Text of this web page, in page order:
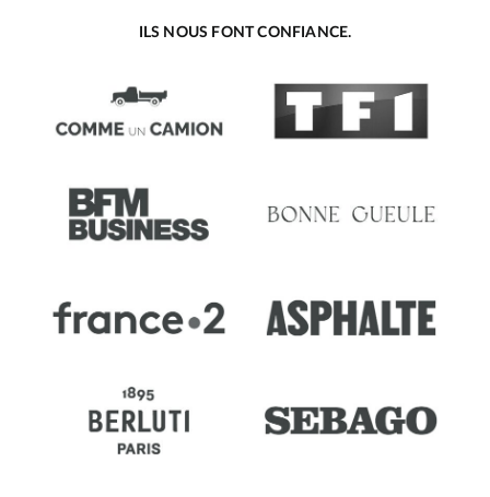
ILS NOUS FONT CONFIANCE.